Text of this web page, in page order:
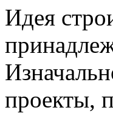
Идея
проекты,